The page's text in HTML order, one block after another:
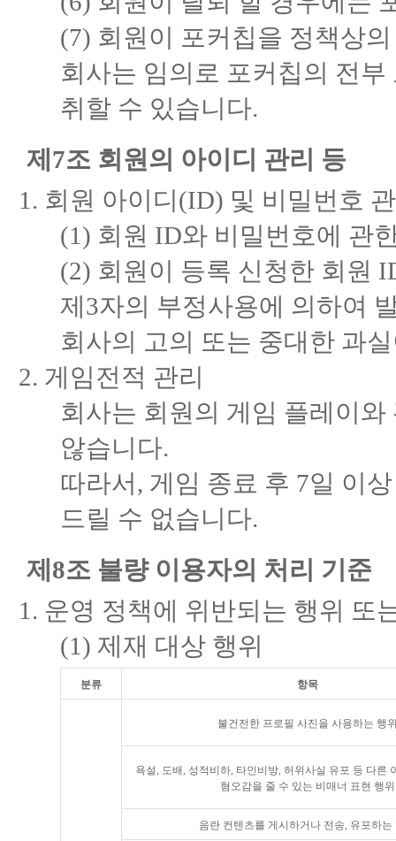
(7) 회원이 포커칩을 정책상
회사는 임의로 포커칩의 전
취할 수 있습니다.
제7조 회원의 아이디 관리 등
회원 아이디(ID) 및 비밀번호
(1) 회원 ID와 비밀번호에 관
(2) 회원이 등록 신청한 회원
제3자의 부정사용에 의하여
회사의 고의 또는 중대한 과
게임전적 관리
회사는 회원의 게임 플레이
않습니다.
따라서, 게임 종료 후 7일 이
드릴 수 없습니다.
제8조 불량 이용자의 처리 기준
운영 정책에 위반되는 행위 또
(1) 제재 대상 행위
분류 항목
불건전한 프로필 사진을 사용하는 행
욕설, 도배, 성적비하, 타인비방, 허위사실 유포 등 다른
혐오감을 줄 수 있는 비매너 표현 행위
음란 컨텐츠를 게시하거나 전송, 유포하는